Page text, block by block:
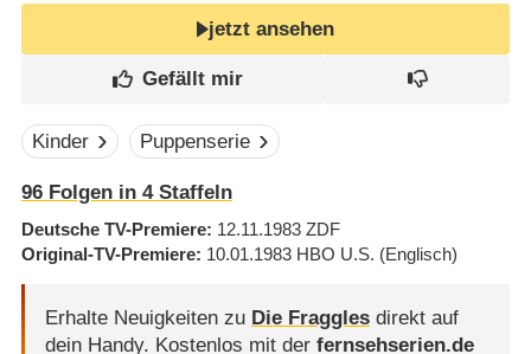
jetzt ansehen
Kinder Puppenserie
96Folgen in 4Staffeln
Deutsche TV-Premiere 12.11.1983 ZDF
Original-TV-Premiere 10.01.1983 HBO U.S. (Englisch)
Erhalte Neuigkeiten zu Die Fragglesdirekt auf
dein Handy. Kostenlos mit der fernsehserien.de